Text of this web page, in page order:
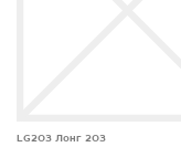
LG203 Лонг 203